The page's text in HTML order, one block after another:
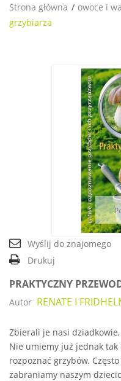
Strona główna owoce i
grzybiarza
Wyślij do znajomego
Drukuj
PRAKTYCZNY
Autor RENATE I
Zbierali je nasi
Nie umiemy już jednak tak
rozpoznać grzybów.
zabraniamy naszym